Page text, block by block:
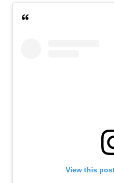
View this